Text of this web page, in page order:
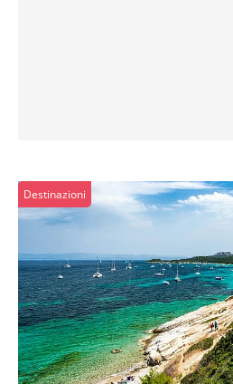
Destinazioni